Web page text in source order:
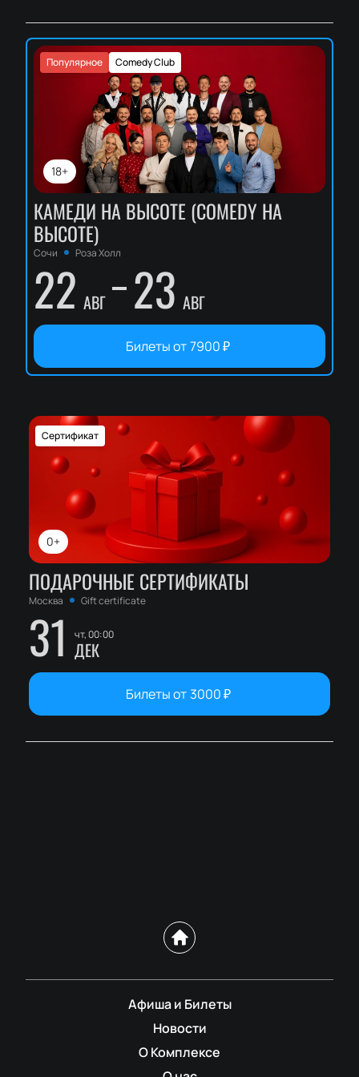
18+
Comedy Club
Популярное
КАМЕДИ НА ВЫСОТЕ (COMEDY НА
ВЫСОТЕ)
Сочи Роза Холл
22 АВГ 23 АВГ
Билеты от7900₽
0+
Сертификат
ПОДАРОЧНЫЕ СЕРТИФИКАТЫ
Москва Gift certificate
31 чт, 00:00
ДЕК
Билеты от 3000₽
Афиша и Билеты
Новости
О Комплексе